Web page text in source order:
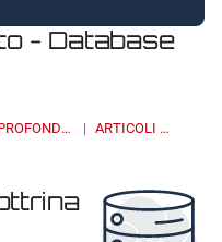
- Database
APPROFONDIMENTI, STUDI E RICERCHE ARTICOLI E SAGGI DI DOTTRINA